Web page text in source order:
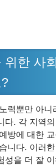
위한 사
력뿐만 아니
다. 각 지역
방에 대한
니다. 이러
성을 더 잘